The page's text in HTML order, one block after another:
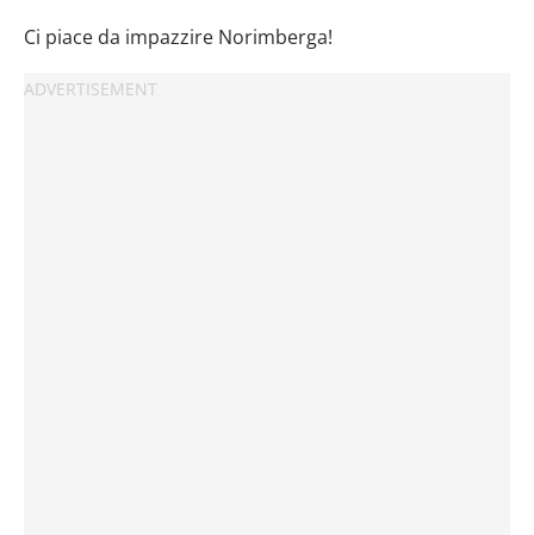
Ci piace da impazzire Norimberga!